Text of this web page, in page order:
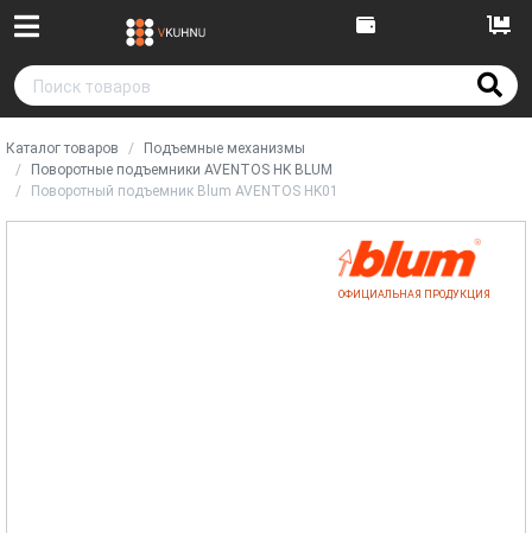
Каталог товаров
Подъемные механизмы
Поворотные подъемники AVENTOS HK BLUM
Поворотный подъемник Blum AVENTOS HK01
ОФИЦИАЛЬНАЯ ПРОДУКЦИЯ